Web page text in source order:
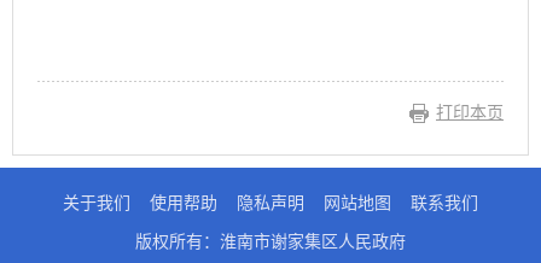
打印本页
关于我们 使用帮助 隐私声明 网站地图
联系我们
版权所有：淮南市谢家集区人民政府